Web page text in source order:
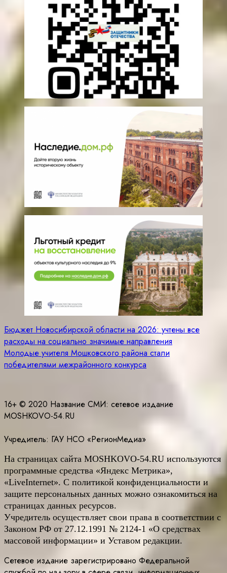
Навигация
по
записям
Бюджет Новосибирской области на 2026: учтены все
расходы на социально значимые направления
Молодые учителя Мошковского района стали
победителями межрайонного конкурса
16+ © 2020 Название СМИ: cетевое издание
MOSHKOVO-54.RU
Учредитель: ГАУ НСО «РегионМедиа»
На страницах сайта MOSHKOVO-54.RU используются
программные средства «Яндекс Метрика»,
«LiveInternet». С политикой конфиденциальности и
защите персональных данных можно ознакомиться на
страницах данных ресурсов.
Учредитель осуществляет свои права в соответствии с
Законом РФ от 27.12.1991 № 2124-1 «О средствах
массовой информации» и Уставом редакции.
Сетевое издание зарегистрировано Федеральной